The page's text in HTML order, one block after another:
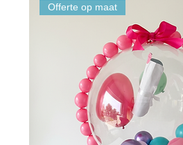
Offerte op maat